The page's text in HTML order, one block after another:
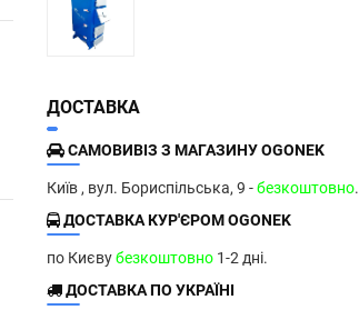
ДОСТАВКА
САМОВИВІЗ З МАГАЗИНУ OGONEK
Київ , вул. Бориспільська, 9 -безкоштовно.
ДОСТАВКА КУР'ЄРОМ OGONEK
по Києвубезкоштовно1-2 дні.
ДОСТАВКА ПО УКРАЇНІ